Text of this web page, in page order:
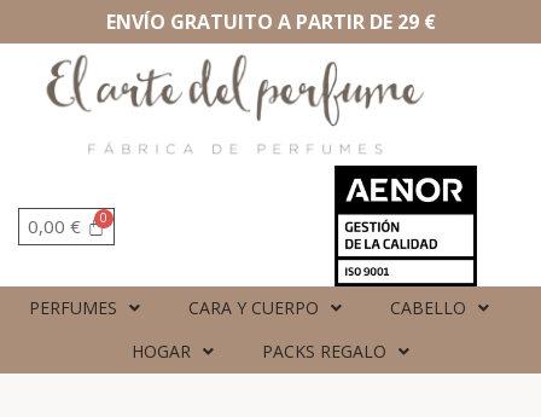
ENVÍO GRATUITO A PARTIR DE 29 €
0,00 €
PERFUMES CARA Y CUERPO
CABELLO
HOGAR
PACKS REGALO